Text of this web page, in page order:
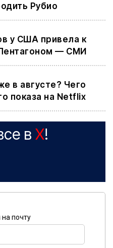
Рубио
у США привела к
— СМИ
в августе? Чего
показа на Netflix
в X!